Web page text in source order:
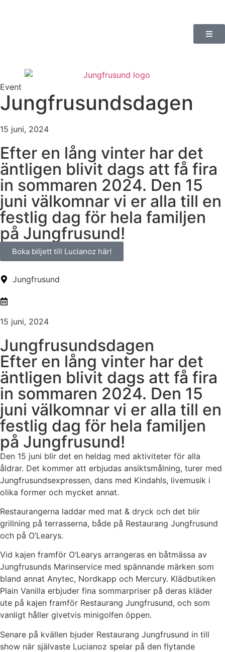
Event
Jungfrusundsdagen
15 juni, 2024
Efter en lång vinter har det
äntligen blivit dags att få fira
in sommaren 2024. Den 15
juni välkomnar vi er alla till en
festlig dag för hela familjen
på Jungfrusund!
Boka biljett till Lucianoz här!
Jungfrusund
15 juni, 2024
Jungfrusundsdagen
Efter en lång vinter har det
äntligen blivit dags att få fira
in sommaren 2024. Den 15
juni välkomnar vi er alla till en
festlig dag för hela familjen
på Jungfrusund!
Den 15 juni blir det en heldag med aktiviteter för alla
åldrar. Det kommer att erbjudas ansiktsmålning, turer med
Jungfrusundsexpressen, dans med Kindahls, livemusik i
olika former och mycket annat.
Restaurangerna laddar med mat & dryck och det blir
grillning på terrasserna, både på Restaurang Jungfrusund
och på O’Learys.
Vid kajen framför O’Learys arrangeras en båtmässa av
Jungfrusunds Marinservice med spännande märken som
bland annat Anytec, Nordkapp och Mercury. Klädbutiken
Plain Vanilla erbjuder fina sommarpriser på deras kläder
ute på kajen framför Restaurang Jungfrusund, och som
vanligt håller givetvis minigolfen öppen.
Senare på kvällen bjuder Restaurang Jungfrusund in till
show när självaste Lucianoz spelar på den flytande